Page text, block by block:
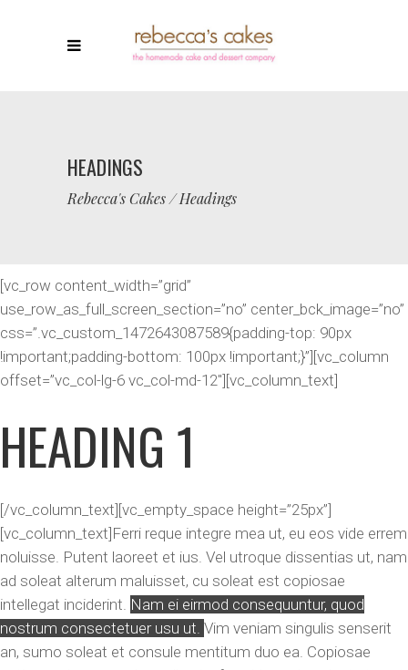
HEADINGS
Rebecca's Cakes/Headings
[vc_row content_width=”grid”
use_row_as_full_screen_section=”no” center_bck_image=”no”
css=”.vc_custom_1472643087589{padding-top: 90px
!important;padding-bottom: 100px !important;}”][vc_column
offset=”vc_col-lg-6 vc_col-md-12″][vc_column_text]
HEADING 1
[/vc_column_text][vc_empty_space height=”25px”]
[vc_column_text]Ferri reque integre mea ut, eu eos vide errem
noluisse. Putent laoreet et ius. Vel utroque dissentias ut, nam
ad soleat alterum maluisset, cu soleat est copiosae
intellegat inciderint. Nam ei eirmod consequuntur, quod
nostrum consectetuer usu ut. Vim veniam singulis senserit
an, sumo soleat et consule mentitum duo ea. Copiosae